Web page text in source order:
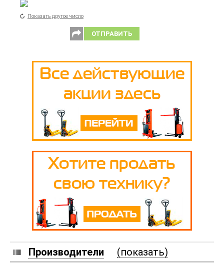
Показать другое число
ОТПРАВИТЬ
Производители (показать)